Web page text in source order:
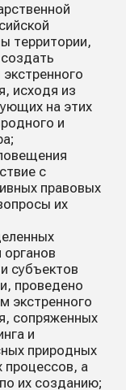
территории,
исходя из
на этих
и
с
правовых
их
субъектов
проведено
экстренного
сопряженных
и
природных
процессов, а
их созданию;